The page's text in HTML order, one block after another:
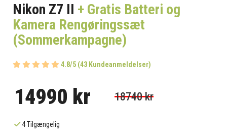
Nikon Z7 II + Gratis Batteri og
Kamera Rengøringssæt
(Sommerkampagne)
4.8/5 (43 Kundeanmeldelser)
14990 kr 18740 kr
4 Tilgængelig